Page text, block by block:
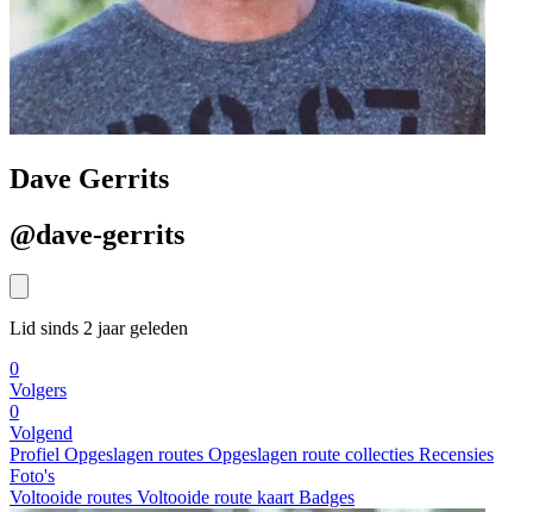
Dave Gerrits
@dave-gerrits
Lid sinds 2 jaar geleden
0
Volgers
0
Volgend
Profiel Opgeslagen routes Opgeslagen route collecties Recensies
Foto's
Voltooide routes Voltooide route kaartBadges